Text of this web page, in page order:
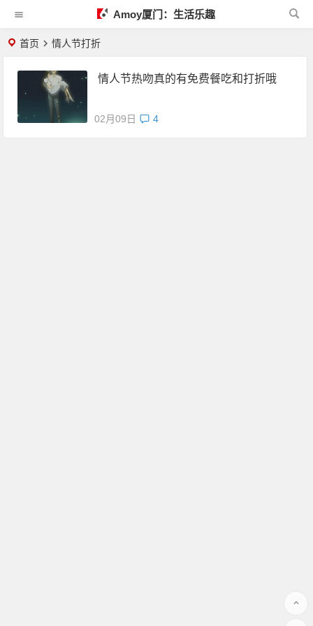
Amoy厦门：生活乐趣
首页 情人节打折
情人节热吻真的有免费餐吃和打折哦
02月09日 4